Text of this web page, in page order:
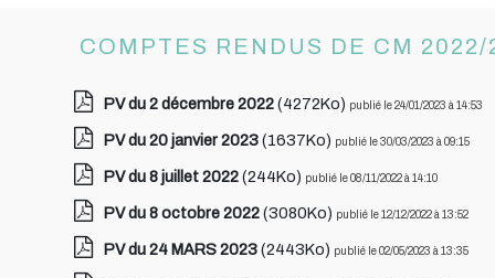
COMPTES RENDUS DE CM 2022/
PV du 2 décembre 2022(4272Ko) publié le 24/01/2023 à 14:53
PV du 20 janvier 2023(1637Ko) publié le 30/03/2023 à 09:15
PV du 8 juillet 2022(244Ko) publié le 08/11/2022 à 14:10
PV du 8 octobre 2022(3080Ko) publié le 12/12/2022 à 13:52
PV du 24 MARS 2023(2443Ko) publié le 02/05/2023 à 13:35